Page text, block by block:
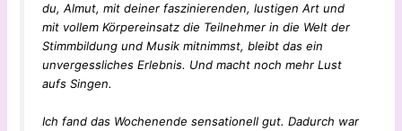
du, Almut, mit deiner faszinierenden, lustigen Art und
mit vollem Körpereinsatz die Teilnehmer in die Welt der
Stimmbildung und Musik mitnimmst, bleibt das ein
unvergessliches Erlebnis. Und macht noch mehr Lust
aufs Singen.
Ich fand das Wochenende sensationell gut. Dadurch war